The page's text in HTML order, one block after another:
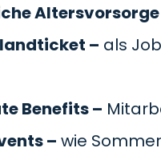
Altersvorsorge
– als
Benefits –
– wie